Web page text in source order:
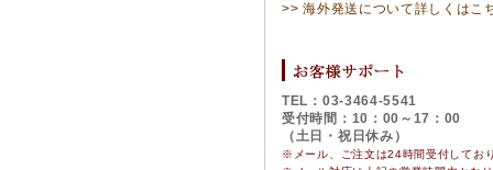
>> 海外発送について詳しくはこ
TEL：03-3464-5541
受付時間：10：00～17：00
（土日・祝日休み）
※メール、ご注文は24時間受付してお